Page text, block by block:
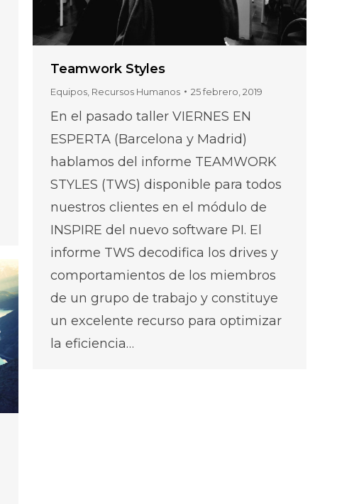
Teamwork Styles
Equipos Recursos Humanos 25 febrero, 2019
En el pasado taller VIERNES EN
ESPERTA (Barcelona y Madrid)
hablamos del informe TEAMWORK
STYLES (TWS) disponible para todos
nuestros clientes en el módulo de
INSPIRE del nuevo software PI. El
informe TWS decodifica los drives y
comportamientos de los miembros
de un grupo de trabajo y constituye
un excelente recurso para optimizar
la eficiencia…